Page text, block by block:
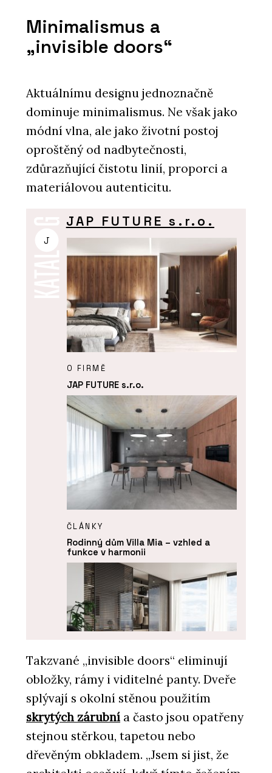
Minimalismus a
„invisible doors“
Aktuálnímu designu jednoznačně
dominuje minimalismus. Ne však jako
módní vlna, ale jako životní postoj
oproštěný od nadbytečnosti,
zdůrazňující čistotu linií, proporci a
materiálovou autenticitu.
J
JAP FUTURE s.r.o.
O FIRMĚ
JAP FUTURE s.r.o.
ČLÁNKY
Rodinný dům Villa Mia – vzhled a
funkce v harmonii
PRODUKTY
Dveře IDEA DOOR - JAP
Takzvané „invisible doors“ eliminují
obložky, rámy i viditelné panty. Dveře
splývají s okolní stěnou použitím
skrytých zárubní a často jsou opatřeny
stejnou stěrkou, tapetou nebo
dřevěným obkladem. „Jsem si jist, že